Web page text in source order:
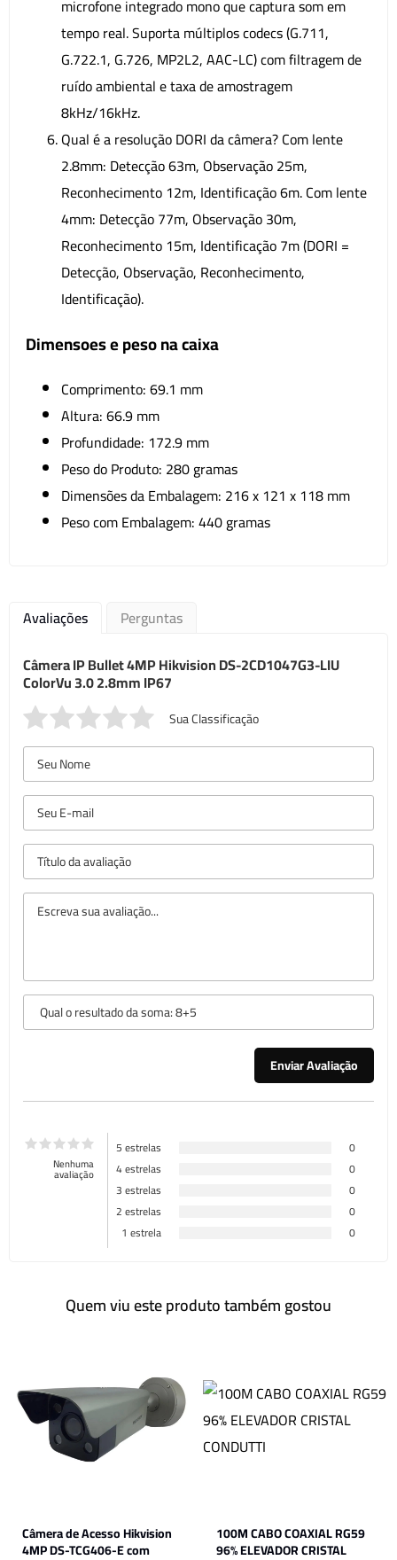
microfone integrado mono que captura som em
tempo real. Suporta múltiplos codecs (G.711,
G.722.1, G.726, MP2L2, AAC-LC) com filtragem de
ruído ambiental e taxa de amostragem
8kHz/16kHz.
Qual é a resolução DORI da câmera? Com lente
2.8mm: Detecção 63m, Observação 25m,
Reconhecimento 12m, Identificação 6m. Com lente
4mm: Detecção 77m, Observação 30m,
Reconhecimento 15m, Identificação 7m (DORI =
Detecção, Observação, Reconhecimento,
Identificação).
Dimensoes e peso na caixa
Comprimento: 69.1 mm
Altura: 66.9 mm
Profundidade: 172.9 mm
Peso do Produto: 280 gramas
Dimensões da Embalagem: 216 x 121 x 118 mm
Peso com Embalagem: 440 gramas
Avaliações
Perguntas
Câmera IP Bullet 4MP Hikvision DS-2CD1047G3-LIU
ColorVu 3.0 2.8mm IP67
Sua Classificação
Nenhuma
avaliação
5 estrelas
0
4 estrelas
0
3 estrelas
0
2 estrelas
0
1 estrela
0
Quem viu este produto também gostou
Câmera de Acesso Hikvision
4MP DS-TCG406-E com
100M CABO COAXIAL RG59
96% ELEVADOR CRISTAL